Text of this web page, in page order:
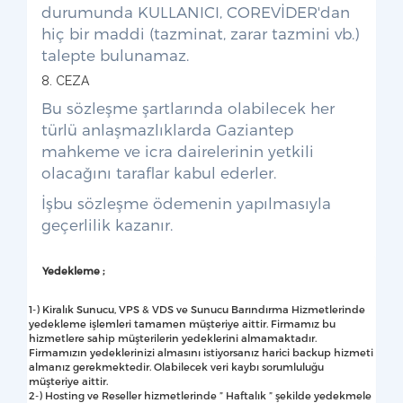
durumunda KULLANICI, COREVİDER'dan
hiç bir maddi (tazminat, zarar tazmini vb.)
talepte bulunamaz.
8. CEZA
Bu sözleşme şartlarında olabilecek her
türlü anlaşmazlıklarda Gaziantep
mahkeme ve icra dairelerinin yetkili
olacağını taraflar kabul ederler.
İşbu sözleşme ödemenin yapılmasıyla
geçerlilik kazanır.
Yedekleme ;
1-) Kiralık Sunucu, VPS & VDS ve Sunucu Barındırma Hizmetlerinde
yedekleme işlemleri tamamen müşteriye aittir. Firmamız bu
hizmetlere sahip müşterilerin yedeklerini almamaktadır.
Firmamızın yedeklerinizi almasını istiyorsanız harici backup hizmeti
almanız gerekmektedir. Olabilecek veri kaybı sorumluluğu
müşteriye aittir.
2-) Hosting ve Reseller hizmetlerinde ” Haftalık ” şekilde yedekmele